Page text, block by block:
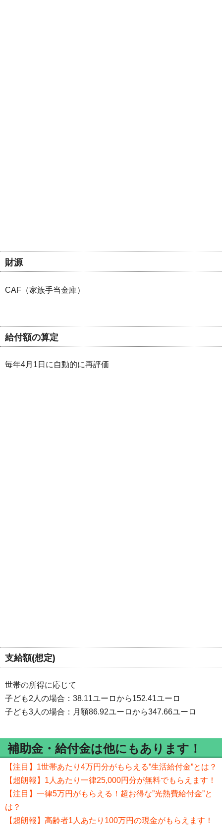
財源
CAF（家族手当金庫）
給付額の算定
毎年4月1日に自動的に再評価
支給額(想定)
世帯の所得に応じて
子ども2人の場合：38.11ユーロから152.41ユーロ
子ども3人の場合：月額86.92ユーロから347.66ユーロ
補助金・給付金は他にもあります！
【注目】1世帯あたり4万円分がもらえる”生活給付金”とは？
【超朗報】1人あたり一律25,000円分が無料でもらえます！
【注目】一律5万円がもらえる！超お得な”光熱費給付金”と
は？
【超朗報】高齢者1人あたり100万円の現金がもらえます！